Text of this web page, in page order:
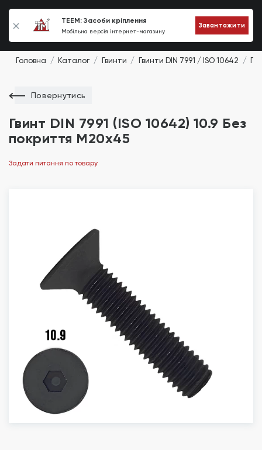
TEEM: Засоби кріплення
Мобільна версія інтернет-магазину
Завантажити
0
Головна Каталог Гвинти Гвинти DIN 7991 / ISO 10642
Повернутись
Гвинт DIN 7991 (ISO 10642) 10.9 Без
покриття М20х45
Задати питання по товару